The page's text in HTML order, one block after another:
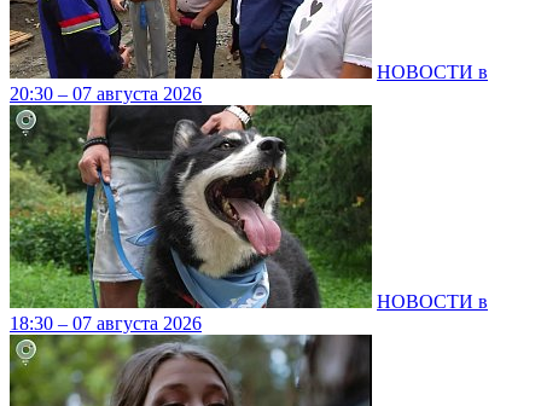
НОВОСТИ в
20:30 – 07 августа 2026
НОВОСТИ в
18:30 – 07 августа 2026